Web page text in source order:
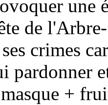
une
de
crimes
pardonner
+